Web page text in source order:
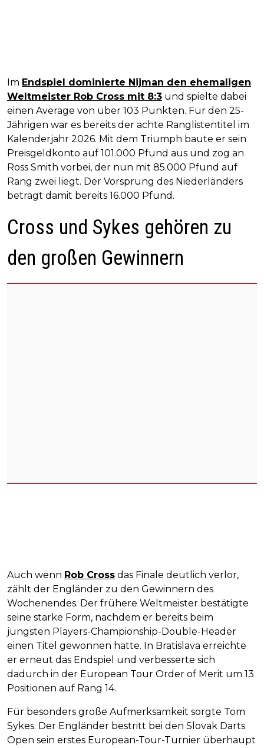
Im Endspiel dominierte Nijman den ehemaligen
Weltmeister Rob Cross mit 8:3 und spielte dabei
einen Average von über 103 Punkten. Für den 25-
Jährigen war es bereits der achte Ranglistentitel im
Kalenderjahr 2026. Mit dem Triumph baute er sein
Preisgeldkonto auf 101.000 Pfund aus und zog an
Ross Smith vorbei, der nun mit 85.000 Pfund auf
Rang zwei liegt. Der Vorsprung des Niederländers
beträgt damit bereits 16.000 Pfund.
Cross und Sykes gehören zu
den großen Gewinnern
Auch wenn Rob Cross das Finale deutlich verlor,
zählt der Engländer zu den Gewinnern des
Wochenendes. Der frühere Weltmeister bestätigte
seine starke Form, nachdem er bereits beim
jüngsten Players-Championship-Double-Header
einen Titel gewonnen hatte. In Bratislava erreichte
er erneut das Endspiel und verbesserte sich
dadurch in der European Tour Order of Merit um 13
Positionen auf Rang 14.
Für besonders große Aufmerksamkeit sorgte Tom
Sykes. Der Engländer bestritt bei den Slovak Darts
Open sein erstes European-Tour-Turnier überhaupt